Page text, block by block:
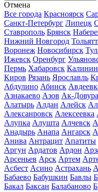
Отмена
Все города Красноярск
Санкт-Петербург Липецк
Ставрополь Брянск
Нижний Новгород
Воронеж Новосибирск
Ижевск Оренбург
Пермь Хабаровск
Киров Рязань Ярославль
Абдулино Абинск
Азнакаево Азов Ак-
Алатырь Алдан Алейск
Алексанровск Алексеевка
Алупка Алушта Алчевск
Анадырь Анапа Ангарск
Анива Антрацит Апатиты
Аргун Ардатов Ардон
Арсеньев Арск Артем
Асбест Асино Астрахань
Бабаево Бабушкин Бавлы
Бакал Баксан Балабаново